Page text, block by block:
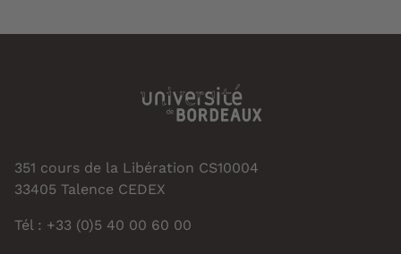
351 cours de la Libération CS10004
33405 Talence CEDEX
Tél : +33 (0)5 40 00 60 00